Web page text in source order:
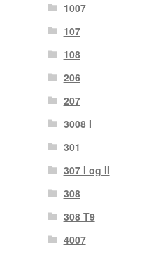
1007
107
108
206
207
3008 I
301
307 I og II
308
308 T9
4007